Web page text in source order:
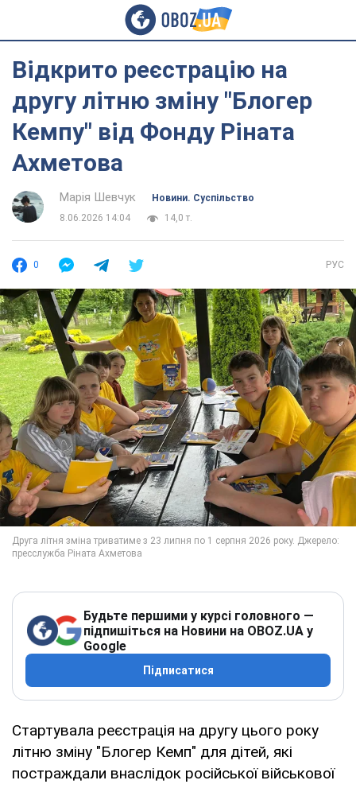
Відкрито реєстрацію на
другу літню зміну "Блогер
Кемпу" від Фонду Ріната
Ахметова
Марія Шевчук
Новини. Суспільство
8.06.2026 14:04
14,0 т.
0 РУС
Будьте першими у курсі головного —
підпишіться на Новини на OBOZ.UA у
Google
Підписатися
Стартувала реєстрація на другу цього року
літню зміну "Блогер Кемп" для дітей, які
постраждали внаслідок російської військової